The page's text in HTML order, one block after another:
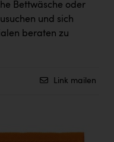
Bettwäsche oder
und sich
beraten zu
Link mailen